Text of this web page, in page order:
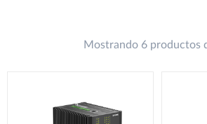
Mostrando 6 productos